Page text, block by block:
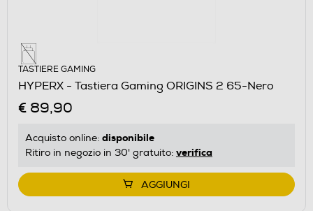
TASTIERE GAMING
HYPERX - Tastiera Gaming ORIGINS 2 65-Nero
€ 89,90
Acquisto online: disponibile
Ritiro in negozio in 30' gratuito: verifica
AGGIUNGI